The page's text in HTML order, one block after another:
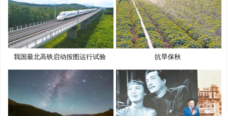
我国最北高铁启动按图运行试验 抗旱保秋